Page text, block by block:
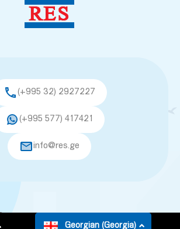
(+995 32) 2927227
(+995 577) 417421
info@res.ge
© 2026. All rights reserved.
Georgian (Georgia)